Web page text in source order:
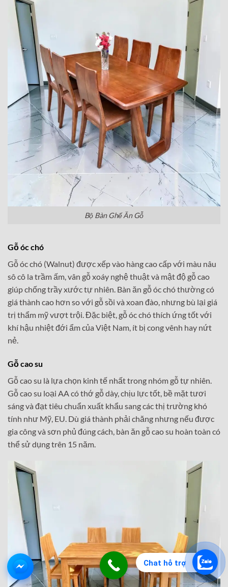
Bộ Bàn Ghế Ăn Gỗ
Gỗ óc chó
Gỗ óc chó (Walnut) được xếp vào hàng cao cấp với màu nâu
sô cô la trầm ấm, vân gỗ xoáy nghệ thuật và mật độ gỗ cao
giúp chống trầy xước tự nhiên. Bàn ăn gỗ óc chó thường có
giá thành cao hơn so với gỗ sồi và xoan đào, nhưng bù lại giá
trị thẩm mỹ vượt trội. Đặc biệt, gỗ óc chó thích ứng tốt với
khí hậu nhiệt đới ẩm của Việt Nam, ít bị cong vênh hay nứt
nẻ.
Gỗ cao su
Gỗ cao su là lựa chọn kinh tế nhất trong nhóm gỗ tự nhiên.
Gỗ cao su loại AA có thớ gỗ dày, chịu lực tốt, bề mặt tươi
sáng và đạt tiêu chuẩn xuất khẩu sang các thị trường khó
tính như Mỹ, EU. Dù giá thành phải chăng nhưng nếu được
gia công và sơn phủ đúng cách, bàn ăn gỗ cao su hoàn toàn có
thể sử dụng trên 15 năm.
Chat hỗ trợ